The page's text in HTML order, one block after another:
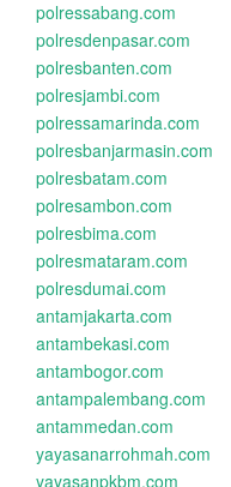
polressabang.com
polresdenpasar.com
polresbanten.com
polresjambi.com
polressamarinda.com
polresbanjarmasin.com
polresbatam.com
polresambon.com
polresbima.com
polresmataram.com
polresdumai.com
antamjakarta.com
antambekasi.com
antambogor.com
antampalembang.com
antammedan.com
yayasanarrohmah.com
yayasanpkbm.com